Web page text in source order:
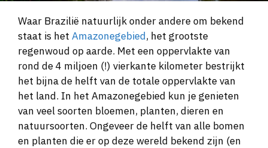
Waar Brazilië natuurlijk onder andere om bekend
staat is het Amazonegebied, het grootste
regenwoud op aarde. Met een oppervlakte van
rond de 4 miljoen (!) vierkante kilometer bestrijkt
het bijna de helft van de totale oppervlakte van
het land. In het Amazonegebied kun je genieten
van veel soorten bloemen, planten, dieren en
natuursoorten. Ongeveer de helft van alle bomen
en planten die er op deze wereld bekend zijn (en